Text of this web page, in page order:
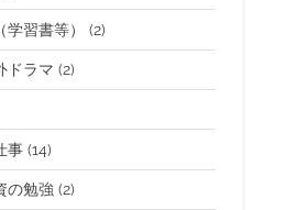
習書等） (2)
ドラマ (2)
事 (14)
の勉強 (2)